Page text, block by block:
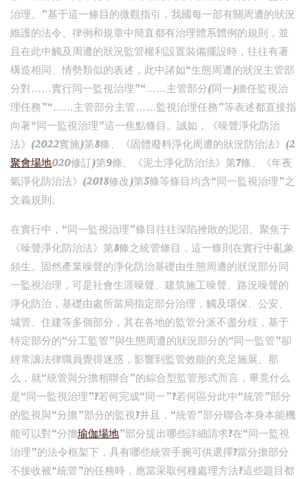
治理。”基于這一條目的微觀指引，我國每一部有關周遭的狀況
維護的法令、律例和規章中簡直都有治理體系體例的規則，並
且在此中觸及周遭的狀況監管權利設置裝備擺設時，往往有著
構造相同、情勢類似的表述，此中諸如“生態周遭的狀況主管部
分對……實行同一監視治理”“……主管部分(同一)擔任監視治
理任務”“……主管部分主管……監視治理任務”等表述都直接指
向著“同一監視治理”這一焦點條目。誠如，《噪聲淨化防治
法》(2022實施)第8條、《固體廢料淨化周遭的狀況防治法》(2
聚會場地020修訂)第9條、《泥土淨化防治法》第7條、《年夜
氣淨化防治法》(2018修改)第5條等條目均含“同一監視治理”之
文義規則。
在實行中，“同一監視治理”條目往往深陷挫敗的泥沼。聚焦于
《噪聲淨化防治法》第8條之統管條目，這一條則在實行中亂象
頻生。固然產業噪聲的淨化防治基礎由生態周遭的狀況部分同
一監視治理，可是社會生涯噪聲、建筑施工噪聲、路況噪聲的
淨化防治，基礎由處所當局指定部分治理，觸及環保、公安、
城管、住建等多個部分，其在各地的監管分派不盡分歧，基于
特定部分的“分工監管”與生態周遭的狀況部分的“同一監管”卻
經常讓法律職員覺得迷惑，影響到監管效能的充足施展。那
么，就“統管與分擔相聯合”的綜合型監管形式而言，畢竟什么
是“同一監視治理”?若何完成“同一”?若何區分此中“統管”部分
的監視與“分擔”部分的監視?并且，“統管”部分聯合本身本能機
能可以對“分擔瑜伽場地”部分提出哪些詳細請求?在“同一監視
治理”的法令框架下，具有哪些統管手腕可供選擇?當分擔部分
不接收被“統管”的任務時，應當采取何種處理方法?這些題目都